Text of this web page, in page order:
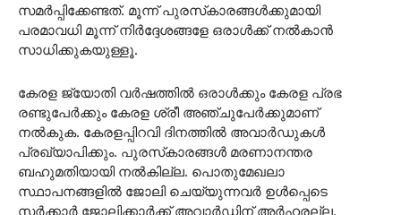
സമര്‍പ്പിക്കേണ്ടത്. മൂന്ന് പുരസ്‌കാരങ്ങള്‍ക്കുമായി
പരമാവധി മൂന്ന് നിര്‍ദ്ദേശങ്ങളേ ഒരാള്‍ക്ക് നല്‍കാന്‍
സാധിക്കുകയുള്ളൂ.
കേരള ജ്യോതി വര്‍ഷത്തില്‍ ഒരാള്‍ക്കും കേരള പ്രഭ
രണ്ടുപേര്‍ക്കും കേരള ശ്രീ അഞ്ചുപേര്‍ക്കുമാണ്
നല്‍കുക. കേരളപ്പിറവി ദിനത്തില്‍ അവാര്‍ഡുകള്‍
പ്രഖ്യാപിക്കും. പുരസ്‌കാരങ്ങള്‍ മരണാനന്തര
ബഹുമതിയായി നല്‍കില്ല. പൊതുമേഖലാ
സ്ഥാപനങ്ങളില്‍ ജോലി ചെയ്യുന്നവര്‍ ഉള്‍പ്പെടെ
സര്‍ക്കാര്‍ ജോലിക്കാര്‍ക്ക് അവാര്‍ഡിന് അര്‍ഹരല്ല.